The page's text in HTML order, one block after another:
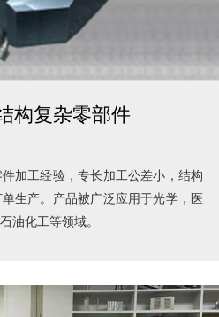
构复杂零部件
加工经验，专长加工公差小，结构
生产。产品被广泛应用于光学，医
油化工等领域。